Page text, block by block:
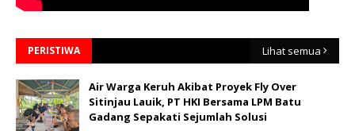
PERISTIWA Lihat semua
Air Warga Keruh Akibat Proyek Fly Over
Sitinjau Lauik, PT HKI Bersama LPM Batu
Gadang Sepakati Sejumlah Solusi